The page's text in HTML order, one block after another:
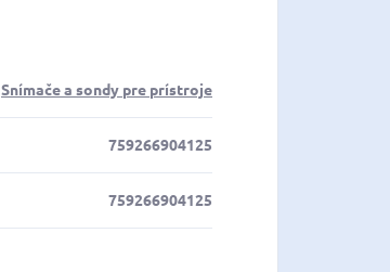
Snímače a sondy pre prístroje
759266904125
759266904125